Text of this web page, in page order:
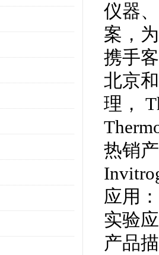
仪器
案，
携手
北京
理，
热销
应用
实验
产品